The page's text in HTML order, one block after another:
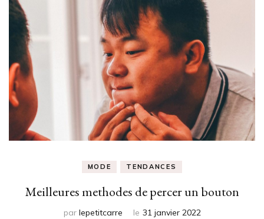
MODE TENDANCES
Meilleures methodes de percer un bouton
par lepetitcarre le 31 janvier 2022